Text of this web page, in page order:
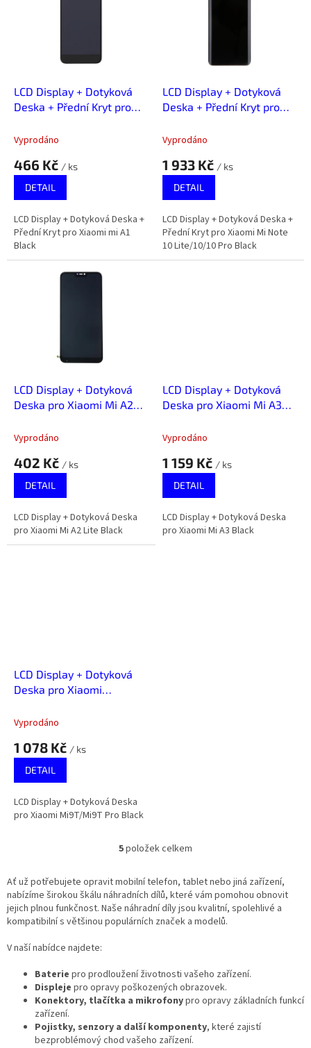
LCD Display + Dotyková
Deska + Přední Kryt pro
Vyprodáno
466 Kč / ks
DETAIL
LCD Display + Dotyková Deska +
Přední Kryt pro Xiaomi mi A1
Black
LCD Display + Dotyková
Deska + Přední Kryt pro
Lite/10/10 Pro Black
Vyprodáno
1 933 Kč / ks
DETAIL
LCD Display + Dotyková Deska +
Přední Kryt pro Xiaomi Mi Note
10 Lite/10/10 Pro Black
LCD Display + Dotyková
Deska pro Xiaomi Mi A2
Vyprodáno
402 Kč / ks
DETAIL
LCD Display + Dotyková Deska
pro Xiaomi Mi A2 Lite Black
LCD Display + Dotyková
Deska pro Xiaomi Mi A3
Vyprodáno
1 159 Kč / ks
DETAIL
LCD Display + Dotyková Deska
pro Xiaomi Mi A3 Black
LCD Display + Dotyková
Deska pro Xiaomi
Vyprodáno
1 078 Kč / ks
DETAIL
LCD Display + Dotyková Deska
pro Xiaomi Mi9T/Mi9T Pro Black
O
l
á
d
a
r
v
k
v
ý
5položek celkem
Ať už potřebujete opravit mobilní telefon, tablet nebo jiná zařízení,
nabízíme širokou škálu náhradních dílů, které vám pomohou obnovit
jejich plnou funkčnost. Naše náhradní díly jsou kvalitní, spolehlivé a
kompatibilní s většinou populárních značek a modelů.
V naší nabídce najdete:
Baterie pro prodloužení životnosti vašeho zařízení.
Displeje pro opravy poškozených obrazovek.
Konektory, tlačítka a mikrofonypro opravy základních funkcí
zařízení.
Pojistky, senzory a další komponenty, které zajistí
bezproblémový chod vašeho zařízení.